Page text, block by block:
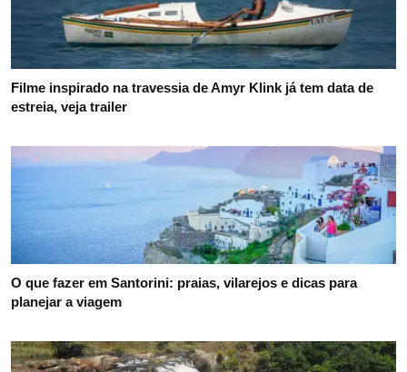
Filme inspirado na travessia de Amyr Klink já tem data de
estreia, veja trailer
O que fazer em Santorini: praias, vilarejos e dicas para
planejar a viagem